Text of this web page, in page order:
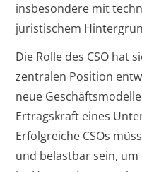
insbesondere mit
juristischem
Die Rolle des CSO hat
zentralen Position
neue
Ertragskraft eines
Erfolgreiche CSOs
und belastbar sein,